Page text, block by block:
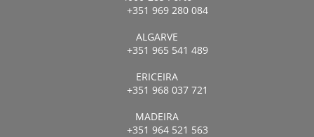
+351 969 280 084
ALGARVE
+351 965 541 489
ERICEIRA
+351 968 037 721
MADEIRA
+351 964 521 563